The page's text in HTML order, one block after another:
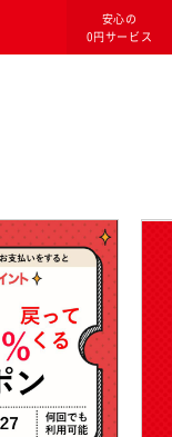
安心の
0円サービス